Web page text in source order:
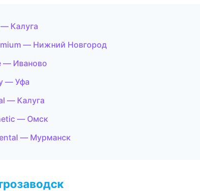
Калуга
— Нижний Новгород
— Иваново
— Уфа
— Калуга
— Омск
— Мурманск